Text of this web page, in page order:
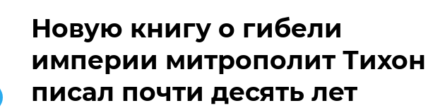
Новую книгу о гибели
империи митрополит Тихон
писал почти десять лет